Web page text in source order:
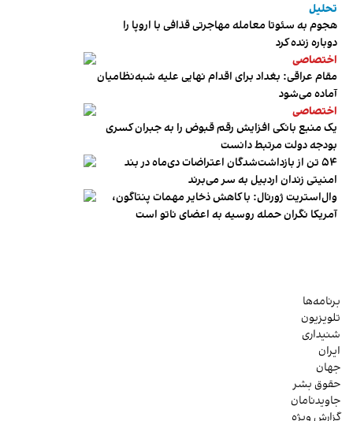
تحلیل
هجوم به سئوتا معامله مهاجرتی قذافی با اروپا را
دوباره زنده کرد
اختصاصی
مقام عراقی: بغداد برای اقدام نهایی علیه شبه‌نظامیان
آماده می‌شود
اختصاصی
یک منبع بانکی افزایش رقم قبوض را به جبران کسری
بودجه دولت مرتبط دانست
۵۴ تن از بازداشت‌شدگان اعتراضات دی‌ماه در بند
امنیتی زندان اردبیل به سر می‌برند
وال‌استریت ژورنال: با کاهش ذخایر مهمات پنتاگون،
آمریکا نگران حمله روسیه به اعضای ناتو‌ است
برنامه‌ها
تلویزیون
شنیداری
ایران
جهان
حقوق بشر
جاویدنامان
گزارش ویژه